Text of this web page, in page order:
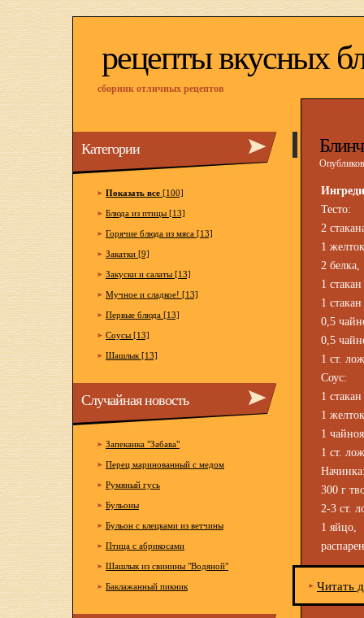
рецепты вкусных
сборник отличных рецептов
Тесто:
2
1
2 белка,
1
1
0,5
0,5
1 ст.
Соус:
1
1
1
1 ст.
300 г
2-3 ст.
1 яйцо,
Читать
Категории
Показать все [100]
Блюда из птицы [13]
Горячие блюда из мяса [13]
Закатки [9]
Закуски и салаты [13]
Мучное и сладкое! [13]
Первые блюда [13]
Соусы [13]
Шашлык [13]
Случайная новость
Запеканка "Забава"
Перец маринованный с медом
Румяный гусь
Бульоны
Бульон с клецками из ветчины
Птица с абрикосами
Шашлык из свинины "Водяной"
Баклажанный пикник